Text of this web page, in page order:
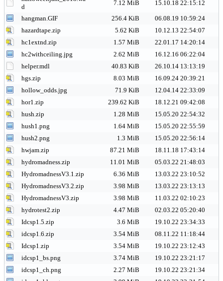
d
7.12 MiB 15.10.18 22:15:12
hangman.GIF 256.4 KiB
06.08.19 10:59:24
hazardtape.zip
5.62 KiB
10.12.13 22:54:07
hc1extnd.zip
1.57 MiB
22.01.17 14:20:14
hc2withceiling.jpg
2.62 MiB
16.12.16 06:22:04
helper.mdl
40.83 KiB
26.10.14 13:13:19
hgs.zip
8.03 MiB
16.09.24 20:39:21
hollow_odds.jpg
71.9 KiB
12.04.14 22:33:09
hor1.zip
239.62 KiB
18.12.21 09:42:08
hush.zip
1.28 MiB
15.05.20 22:54:32
hush1.png
1.64 MiB
15.05.20 22:55:59
hush2.png
1.3 MiB
15.05.20 22:56:14
hwjam.zip
87.21 MiB
18.11.18 17:43:14
hydromadness.zip
11.01 MiB
05.03.22 21:48:03
HydromadnessV3.1.zip
6.36 MiB
13.03.22 23:10:52
HydromadnessV3.2.zip
3.98 MiB
13.03.22 23:13:13
HydromadnessV3.zip
3.98 MiB
11.03.22 02:10:23
hydrotest2.zip
4.47 MiB
02.03.22 05:20:40
Idcsp1.5.zip
3.6 MiB
19.10.22 23:34:33
idcsp1.6.zip
3.54 MiB
08.11.22 11:18:44
Idcsp1.zip
3.54 MiB
19.10.22 23:12:43
idcsp1_bs.png
3.74 MiB
19.10.22 23:21:17
idcsp1_ch.png
2.27 MiB
19.10.22 23:21:34